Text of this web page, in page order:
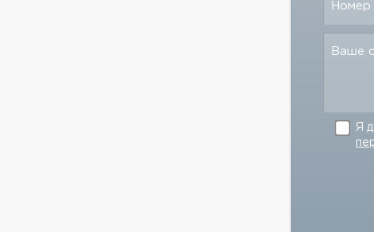
Номер
Ваше
Я